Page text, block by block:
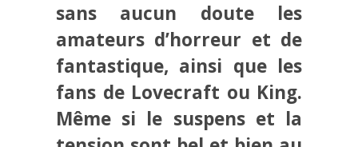
sans aucun doute les
amateurs d’horreur et de
fantastique, ainsi que les
fans de Lovecraft ou King.
Même si le suspens et la